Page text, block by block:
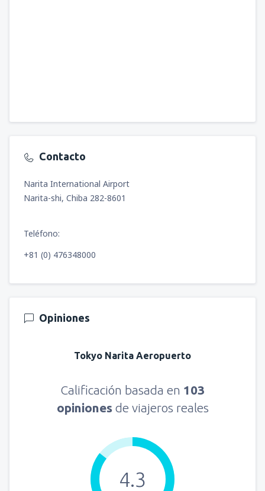
Contacto
Narita International Airport
Narita-shi, Chiba 282-8601
Teléfono:
+81 (0) 476348000
Opiniones
Tokyo Narita Aeropuerto
Calificación basada en 103
opiniones de viajeros reales
4.3